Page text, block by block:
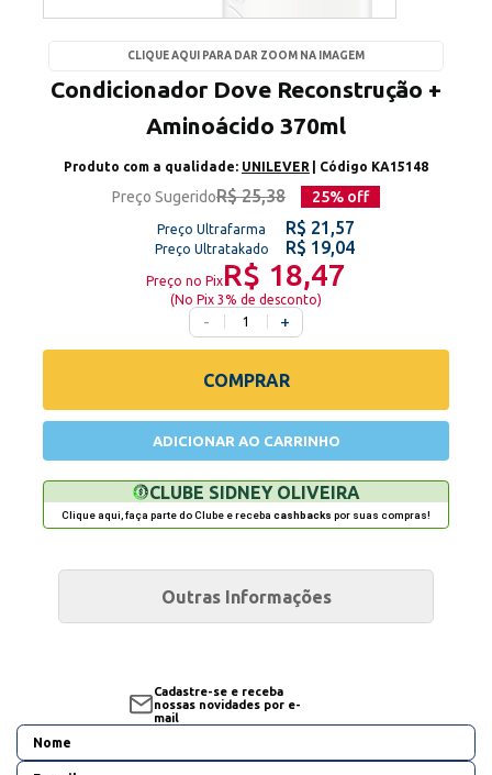
CLIQUE AQUI PARA DAR ZOOM NA IMAGEM
Condicionador Dove Reconstrução +
Aminoácido 370ml
Produto com a qualidade: UNILEVER | Código KA15148
Preço SugeridoR$ 25,38 25% off
Preço Ultrafarma R$ 21,57
Preço Ultratakado R$ 19,04
Preço no PixR$ 18,47
(No Pix 3% de desconto)
- +
COMPRAR
ADICIONAR AO CARRINHO
CLUBE SIDNEY OLIVEIRA
Clique aqui, faça parte do Clube e receba cashbacks por suas compras!
Outras Informações
Cadastre-se e receba
nossas novidades por e-
mail